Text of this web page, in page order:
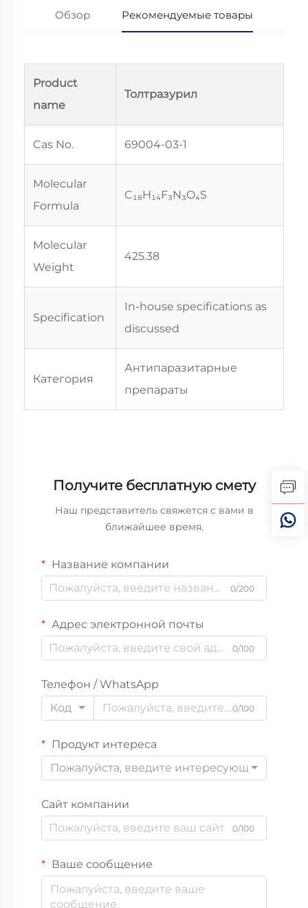
Обзор Рекомендуемые товары
Product
name
Толтразурил
Cas No. 69004-03-1
Molecular
Formula
C₁₈H₁₄F₃N₃O₄S
Molecular
Weight
425.38
Specification
In-house specifications as
discussed
Категория
Антипаразитарные
препараты
Получите бесплатную смету
Наш представитель свяжется с вами в
ближайшее время.
Название компании
0/200
Адрес электронной почты
0/100
Телефон / WhatsApp
Код
0/100
Продукт интереса
Пожалуйста, введите интересующий вас
Сайт компании
0/100
Ваше сообщение